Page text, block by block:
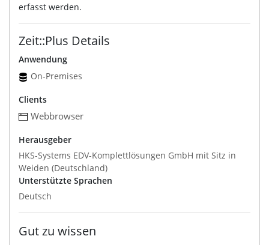
erfasst werden.
Zeit::Plus Details
Anwendung
On-Premises
Clients
Webbrowser
Herausgeber
HKS-Systems EDV-Komplettlösungen GmbH mit Sitz in
Weiden (Deutschland)
Unterstützte Sprachen
Deutsch
Gut zu wissen